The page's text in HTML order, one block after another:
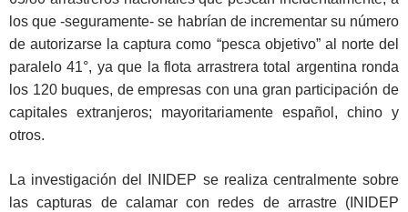
los que -seguramente- se habrían de incrementar su número
de autorizarse la captura como “pesca objetivo” al norte del
paralelo 41°, ya que la flota arrastrera total argentina ronda
los 120 buques, de empresas con una gran participación de
capitales extranjeros; mayoritariamente español, chino y
otros.
La investigación del INIDEP se realiza centralmente sobre
las capturas de calamar con redes de arrastre (INIDEP